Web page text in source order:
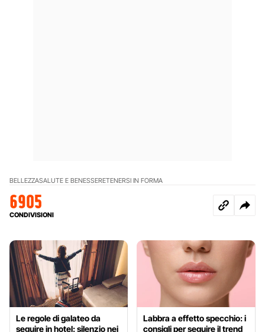
BELLEZZASALUTE E BENESSERETENERSI IN FORMA
6905
CONDIVISIONI
Le regole di galateo da
seguire in hotel: silenzio nei
Labbra a effetto specchio: i
consigli per seguire il trend